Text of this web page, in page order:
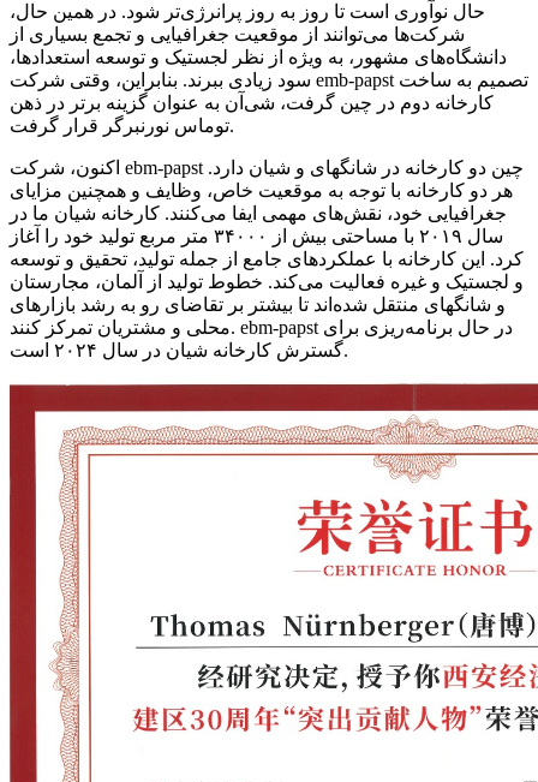
حال نوآوری است تا روز به روز پرانرژی‌تر شود. در همین حال،
شرکت‌ها می‌توانند از موقعیت جغرافیایی و تجمع بسیاری از
دانشگاه‌های مشهور، به ویژه از نظر لجستیک و توسعه استعدادها،
سود زیادی ببرند. بنابراین، وقتی شرکت emb-papst تصمیم به ساخت
کارخانه دوم در چین گرفت، شی‌آن به عنوان گزینه برتر در ذهن
توماس نورنبرگر قرار گرفت.
اکنون، شرکت ebm‑papst چین دو کارخانه در شانگهای و شیان دارد.
هر دو کارخانه با توجه به موقعیت خاص، وظایف و همچنین مزایای
جغرافیایی خود، نقش‌های مهمی ایفا می‌کنند. کارخانه شیان ما در
سال ۲۰۱۹ با مساحتی بیش از ۳۴۰۰۰ متر مربع تولید خود را آغاز
کرد. این کارخانه با عملکردهای جامع از جمله تولید، تحقیق و توسعه
و لجستیک و غیره فعالیت می‌کند. خطوط تولید از آلمان، مجارستان
و شانگهای منتقل شده‌اند تا بیشتر بر تقاضای رو به رشد بازارهای
محلی و مشتریان تمرکز کنند. ebm‑papst در حال برنامه‌ریزی برای
گسترش کارخانه شیان در سال ۲۰۲۴ است.